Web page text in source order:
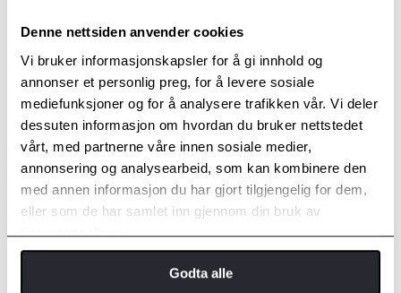
Denne nettsiden anvender cookies
Vi bruker informasjonskapsler for å gi innhold og
annonser et personlig preg, for å levere sosiale
mediefunksjoner og for å analysere trafikken vår. Vi deler
dessuten informasjon om hvordan du bruker nettstedet
vårt, med partnerne våre innen sosiale medier,
annonsering og analysearbeid, som kan kombinere den
med annen informasjon du har gjort tilgjengelig for dem,
eller som de har samlet inn gjennom din bruk av
tjenestene deres.
Godta alle
SR+ Invincible X
Har i tillegg til SR
kr 376 336,-
Utvendig
Inv X lakkert frontgrill